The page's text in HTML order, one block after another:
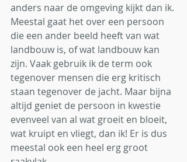
anders naar de omgeving kijkt dan ik.
Meestal gaat het over een persoon
die een ander beeld heeft van wat
landbouw is, of wat landbouw kan
zijn. Vaak gebruik ik de term ook
tegenover mensen die erg kritisch
staan tegenover de jacht. Maar bijna
altijd geniet de persoon in kwestie
evenveel van al wat groeit en bloeit,
wat kruipt en vliegt, dan ik! Er is dus
meestal ook een heel erg groot